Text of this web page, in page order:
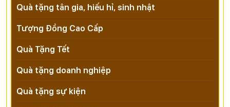
Quà tặng tân gia, hiếu hỉ, sinh nhật
Tượng Đồng Cao Cấp
Quà Tặng Tết
Quà tặng doanh nghiệp
Quà tặng sự kiện